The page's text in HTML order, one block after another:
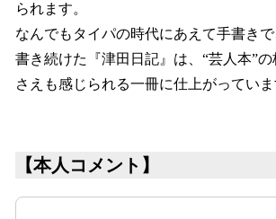
られます。
なんでもタイパの時代にあえて手書き
書き続けた『津田日記』は、“芸人本”
さえも感じられる一冊に仕上がっていま
【本人コメント】